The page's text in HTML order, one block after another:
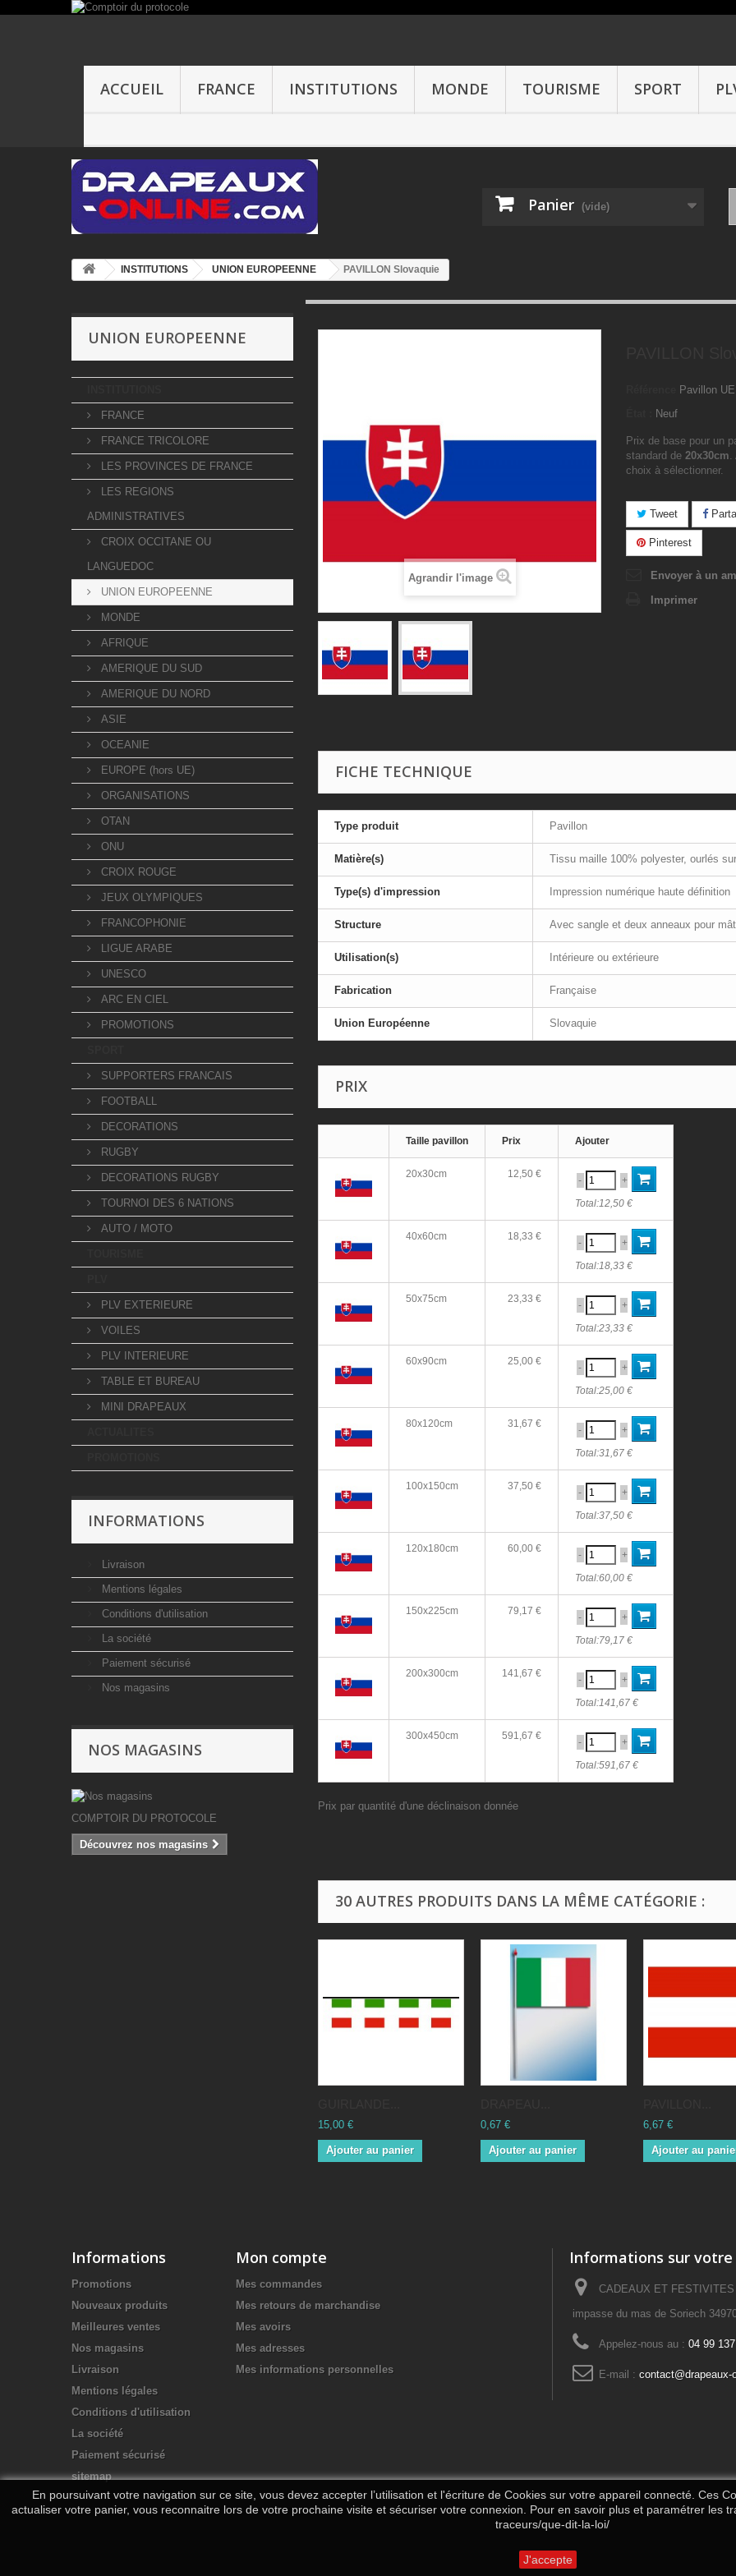
ACCUEIL FRANCE INSTITUTIONS MONDE TOURISME SPORT
Panier (vide)
INSTITUTIONS UNION EUROPEENNE PAVILLON Slovaquie
UNION EUROPEENNE
FRANCE
FRANCE TRICOLORE
LES PROVINCES DE FRANCE
LES REGIONS
ADMINISTRATIVES
CROIX OCCITANE OU
LANGUEDOC
UNION EUROPEENNE
MONDE
AFRIQUE
AMERIQUE DU SUD
AMERIQUE DU NORD
ASIE
OCEANIE
EUROPE (hors UE)
ORGANISATIONS
OTAN
ONU
CROIX ROUGE
JEUX OLYMPIQUES
FRANCOPHONIE
LIGUE ARABE
UNESCO
ARC EN CIEL
PROMOTIONS
SUPPORTERS FRANCAIS
FOOTBALL
DECORATIONS
RUGBY
DECORATIONS RUGBY
TOURNOI DES 6 NATIONS
AUTO / MOTO
PLV EXTERIEURE
VOILES
PLV INTERIEURE
TABLE ET BUREAU
MINI DRAPEAUX
INFORMATIONS
Livraison
Mentions légales
Conditions d'utilisation
La société
Paiement sécurisé
Nos magasins
NOS MAGASINS
COMPTOIR DU PROTOCOLE
Découvrez nos magasins
Agrandir l'image
Pavillon UE
Neuf
Prix de base pour un
standard de 20x30cm.
choix à sélectionner.
Tweet
Pinterest
Envoyer à un
Imprimer
FICHE TECHNIQUE
Type produit Pavillon
Matière(s) Tissu maille 100% polyester, ourlés
Type(s) d'impression Impression numérique haute définition
Structure Avec sangle et deux anneaux pour mât
Utilisation(s) Intérieure ou extérieure
Fabrication Française
Union Européenne Slovaquie
PRIX
Taille pavillon Prix Ajouter
20x30cm 12,50 €
-
+
Total:12,50 €
40x60cm 18,33 €
-
+
Total:18,33 €
50x75cm 23,33 €
-
+
Total:23,33 €
60x90cm 25,00 €
-
+
Total:25,00 €
80x120cm 31,67 €
-
+
Total:31,67 €
100x150cm 37,50 €
-
+
Total:37,50 €
120x180cm 60,00 €
-
+
Total:60,00 €
150x225cm 79,17 €
-
+
Total:79,17 €
200x300cm 141,67 €
-
+
Total:141,67 €
300x450cm 591,67 €
-
+
Total:591,67 €
Prix par quantité d'une déclinaison donnée
30 AUTRES PRODUITS DANS LA MÊME CATÉGORIE :
15,00 €
Ajouter au panier
0,67 €
Ajouter au panier
6,67 €
Ajouter au
Informations
Promotions
Nouveaux produits
Meilleures ventes
Nos magasins
Livraison
Mentions légales
Conditions d'utilisation
La société
Paiement sécurisé
sitemap
Mon compte
Mes commandes
Mes retours de marchandise
Mes avoirs
Mes adresses
Mes informations personnelles
Informations sur
CADEAUX ET
impasse du mas de Soriech
Appelez-nous au : 04 99
E-mail : contact@drapeaux-
En poursuivant votre navigation sur ce site, vous devez accepter l’utilisation et l'écriture de Cookies sur votre appareil connecté. Ces
actualiser votre panier, vous reconnaitre lors de votre prochaine visite et sécuriser votre connexion. Pour en savoir plus et paramétrer les
traceurs/que-dit-la-loi/
J'accepte